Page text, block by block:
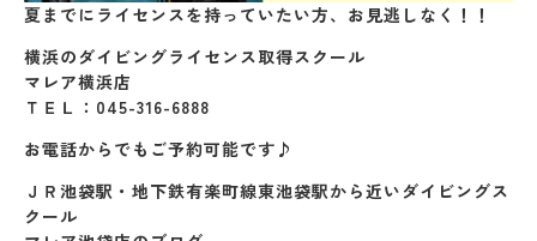
夏までにライセンスを持っていたい方、お見逃しなく！！
横浜のダイビングライセンス取得スクール
マレア横浜店
ＴＥＬ：045-316-6888
お電話からでもご予約可能です♪
ＪＲ池袋駅・地下鉄有楽町線東池袋駅から近いダイビングス
クール